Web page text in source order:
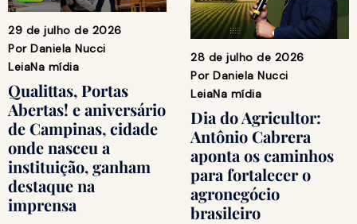
29 de julho de 2026
Por Daniela Nucci
LeiaNa mídia
Qualittas, Portas
Abertas! e aniversário
de Campinas, cidade
onde nasceu a
instituição, ganham
destaque na
imprensa
28 de julho de 2026
Por Daniela Nucci
LeiaNa mídia
Dia do Agricultor:
Antônio Cabrera
aponta os caminhos
para fortalecer o
agronegócio
brasileiro